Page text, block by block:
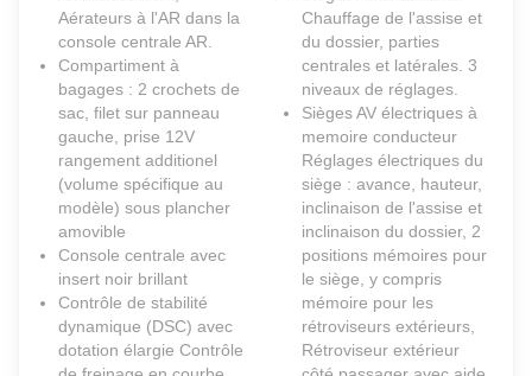
Aérateurs à l'AR dans la
console centrale AR.
Compartiment à
bagages : 2 crochets de
sac, filet sur panneau
gauche, prise 12V
rangement additionel
(volume spécifique au
modèle) sous plancher
amovible
Console centrale avec
insert noir brillant
Contrôle de stabilité
dynamique (DSC) avec
dotation élargie Contrôle
Chauffage de l'assise et
du dossier, parties
centrales et latérales. 3
niveaux de réglages.
Sièges AV électriques à
memoire conducteur
Réglages électriques du
siège : avance, hauteur,
inclinaison de l'assise et
inclinaison du dossier, 2
positions mémoires pour
le siège, y compris
mémoire pour les
rétroviseurs extérieurs,
Rétroviseur extérieur